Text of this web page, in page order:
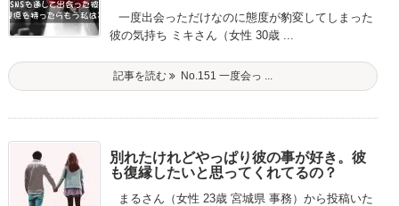
一度出会っただけなのに態度が豹変してしまった
彼の気持ち ミキさん（女性 30歳 ...
記事を読む No.151 一度会っ ...
別れたけれどやっぱり彼の事が好き。彼
も復縁したいと思ってくれてるの？
まるさん（女性 23歳 宮城県 事務）から投稿いた